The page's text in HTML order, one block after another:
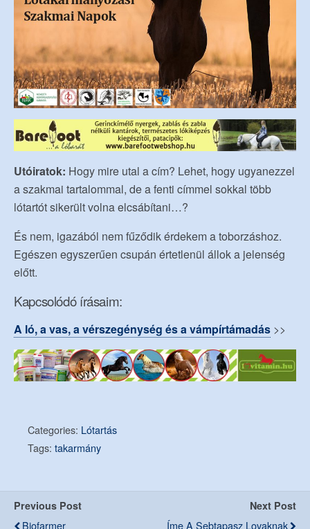
Utóiratok: Hogy mire utal a cím? Lehet, hogy ugyanezzel
a szakmai tartalommal, de a fenti címmel sokkal több
lótartót sikerült volna elcsábítani…?
És nem, igazából nem fűződik érdekem a toborzáshoz.
Egészen egyszerűen csupán értetlenül állok a jelenség
előtt.
Kapcsolódó írásaim:
A ló, a vas, a vérszegénység és a vámpírtámadás >>
Categories: Lótartás
Tags: takarmány
Previous Post
Biofarmer
Next Post
Íme A Sebtapasz Lovaknak